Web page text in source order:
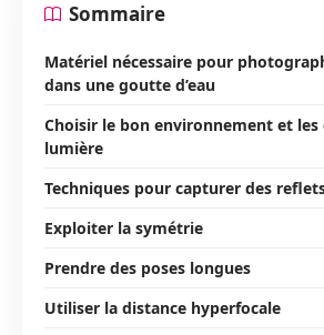
Sommaire
Matériel nécessaire pour
dans une goutte d’eau
Choisir le bon environnement et
lumière
Techniques pour capturer des
Exploiter la symétrie
Prendre des poses longues
Utiliser la distance hyperfocale